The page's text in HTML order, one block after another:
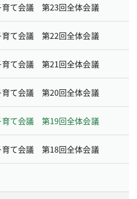
育て会議 第23回全体会議
育て会議 第22回全体会議
育て会議 第21回全体会議
育て会議 第20回全体会議
育て会議 第19回全体会議
育て会議 第18回全体会議